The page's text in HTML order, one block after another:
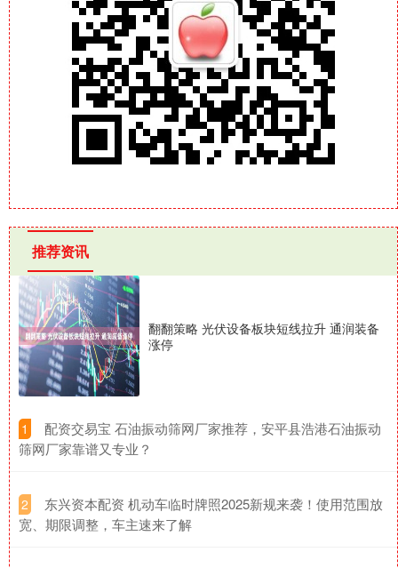
推荐资讯
翻翻策略 光伏设备板块短线拉升 通润装备
涨停
1
​配资交易宝 石油振动筛网厂家推荐，安平县浩港石油振动
筛网厂家靠谱又专业？
2
​东兴资本配资 机动车临时牌照2025新规来袭！使用范围放
宽、期限调整，车主速来了解